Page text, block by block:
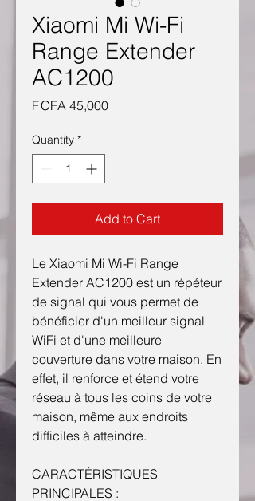
Xiaomi Mi Wi-Fi
Range Extender
AC1200
F CFA 45,000Price
Quantity *
Add to Cart
Le Xiaomi Mi Wi-Fi Range
Extender AC1200 est un répéteur
de signal qui vous permet de
bénéficier d'un meilleur signal
WiFi et d'une meilleure
couverture dans votre maison. En
effet, il renforce et étend votre
réseau à tous les coins de votre
maison, même aux endroits
difficiles à atteindre.
CARACTÉRISTIQUES
PRINCIPALES :